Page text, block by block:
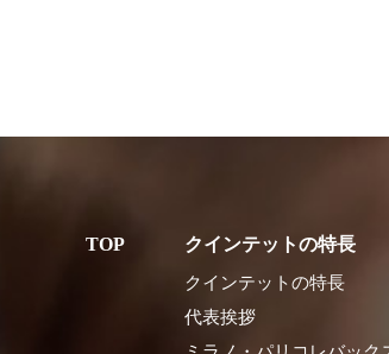
クインテットの特長
クインテットの特長
代表挨拶